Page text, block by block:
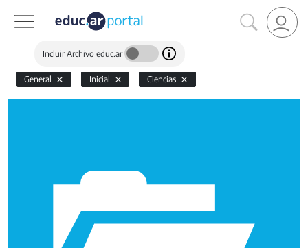
Incluir Archivo educ.ar
General Inicial Ciencias